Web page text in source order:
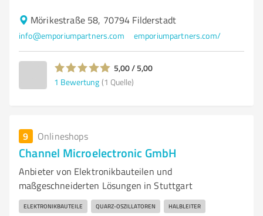
Mörikestraße 58, 70794 Filderstadt
info@emporiumpartners.com emporiumpartners.com/
5,00 / 5,00
1 Bewertung (1 Quelle)
9 Onlineshops
Channel Microelectronic GmbH
Anbieter von Elektronikbauteilen und
maßgeschneiderten Lösungen in Stuttgart
ELEKTRONIKBAUTEILE QUARZ-OSZILLATOREN HALBLEITER